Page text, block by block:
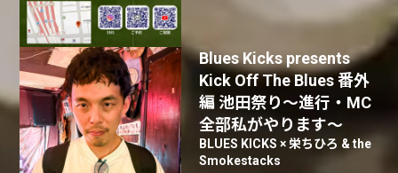
Blues Kicks presents
Kick Off The Blues 番外
編 池田祭り〜進行・MC
全部私がやります〜
BLUES KICKS × 栄ちひろ & the
Smokestacks